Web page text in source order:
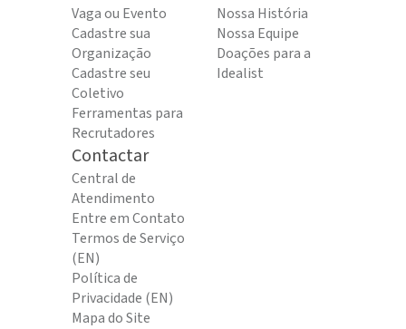
Vaga ou Evento
Cadastre sua
Organização
Cadastre seu
Coletivo
Ferramentas para
Recrutadores
Nossa História
Nossa Equipe
Doações para a
Idealist
Contactar
Central de
Atendimento
Entre em Contato
Termos de Serviço
(EN)
Política de
Privacidade (EN)
Mapa do Site